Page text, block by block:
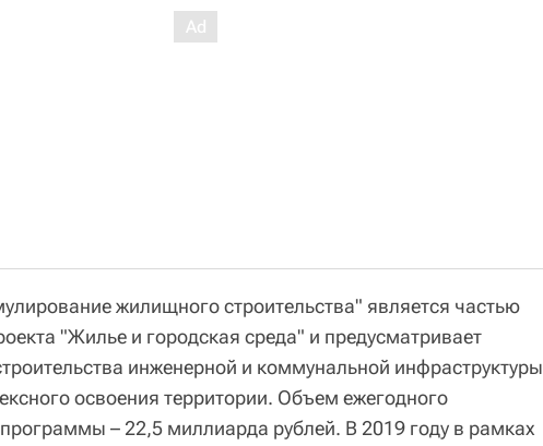
жилищного строительства" является частью
"Жилье и городская среда" и предусматривает
инженерной и коммунальной инфраструктуры
освоения территории. Объем ежегодного
– 22,5 миллиарда рублей. В 2019 году в рамках